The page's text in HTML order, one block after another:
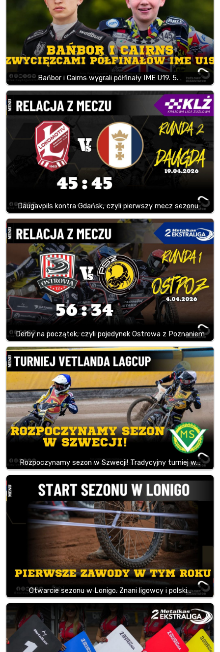
Bańbor i Cairns wygrali półfinały IME U19. 5.…
Daugavpils kontra Gdańsk, czyli pierwszy mecz sezonu…
Derby na początek, czyli pojedynek Ostrowa z Poznaniem
Rozpoczynamy sezon w Szwecji! Tradycyjny turniej w…
Otwarcie sezonu w Lonigo. Znani ligowcy i polski…